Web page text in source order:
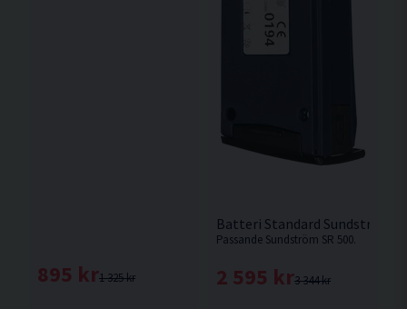
1 325 kr
895 kr
Batteri Standard Sundström
Passande Sundström SR 500.
3 344 kr
2 595 kr